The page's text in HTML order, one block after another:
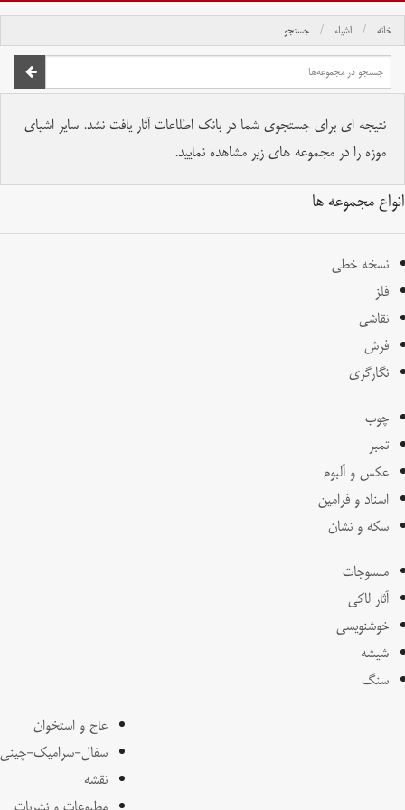
خانه اشیاء جستجو
نتیجه ای برای جستجوی شما در بانک اطلاعات آثار یافت نشد. سایر اشیای
موزه را در مجموعه های زیر مشاهده نمایید.
انواع مجموعه ها
نسخه خطی
فلز
نقاشی
فرش
نگارگری
چوب
تمبر
عکس و آلبوم
اسناد و فرامین
سکه و نشان
منسوجات
آثار لاکی
خوشنویسی
شیشه
سنگ
عاج و استخوان
سفال-سرامیک-چینی
نقشه
تمام حقوق برای موسسه کتابخانه و موزه ملی ملک محفوظ است.